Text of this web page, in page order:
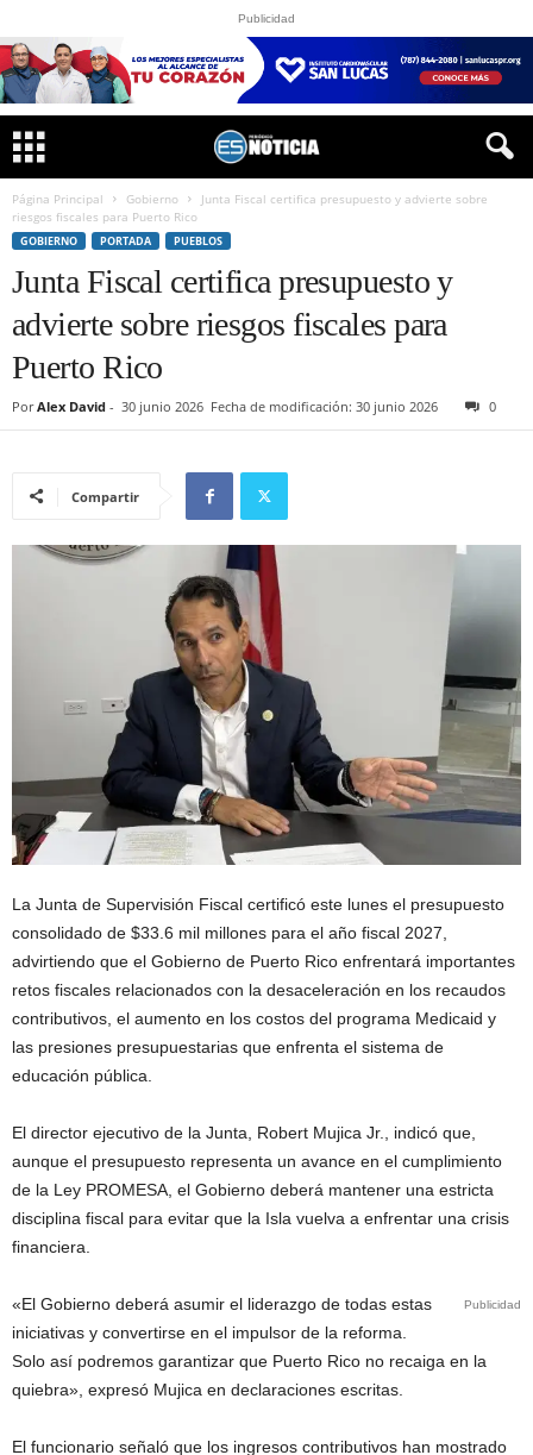
Publicidad
Página Principal Gobierno
Junta Fiscal certifica presupuesto y advierte sobre
riesgos fiscales para Puerto Rico
GOBIERNO PORTADA PUEBLOS
Junta Fiscal certifica presupuesto y
advierte sobre riesgos fiscales para
Puerto Rico
Por Alex David - 30 junio 2026 Fecha de modificación: 30 junio 2026 0
Compartir
La Junta de Supervisión Fiscal certificó este lunes el presupuesto
consolidado de $33.6 mil millones para el año fiscal 2027,
advirtiendo que el Gobierno de Puerto Rico enfrentará importantes
retos fiscales relacionados con la desaceleración en los recaudos
contributivos, el aumento en los costos del programa Medicaid y
las presiones presupuestarias que enfrenta el sistema de
educación pública.
El director ejecutivo de la Junta, Robert Mujica Jr., indicó que,
aunque el presupuesto representa un avance en el cumplimiento
de la Ley PROMESA, el Gobierno deberá mantener una estricta
disciplina fiscal para evitar que la Isla vuelva a enfrentar una crisis
financiera.
Publicidad
«El Gobierno deberá asumir el liderazgo de todas estas
iniciativas y convertirse en el impulsor de la reforma.
Solo así podremos garantizar que Puerto Rico no recaiga en la
quiebra», expresó Mujica en declaraciones escritas.
El funcionario señaló que los ingresos contributivos han mostrado